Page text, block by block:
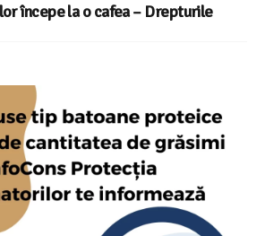
începe la o cafea – Drepturile